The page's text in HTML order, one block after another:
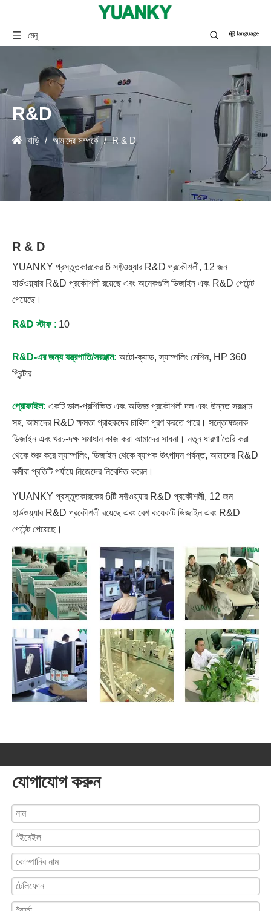
মেনু
R&D
বাড়ি / আমাদের সম্পর্কে / R & D
R & D
YUANKY প্রস্তুতকারকের 6 সফ্টওয়্যার R&D প্রকৌশলী, 12 জন
হার্ডওয়্যার R&D প্রকৌশলী রয়েছে এবং অনেকগুলি ডিজাইন এবং R&D পেটেন্ট
পেয়েছে।
R&D স্টাফ : 10
R&D-এর জন্য যন্ত্রপাতি/সরঞ্জাম: অটো-ক্যাড, স্যাম্পলিং মেশিন, HP 360
প্রিন্টার
প্রোফাইল: একটি ভাল-প্রশিক্ষিত এবং অভিজ্ঞ প্রকৌশলী দল এবং উন্নত সরঞ্জাম
সহ, আমাদের R&D ক্ষমতা গ্রাহকদের চাহিদা পূরণ করতে পারে। সন্তোষজনক
ডিজাইন এবং খরচ-দক্ষ সমাধান কাজ করা আমাদের সাধনা। নতুন ধারণা তৈরি করা
থেকে শুরু করে স্যাম্পলিং, ডিজাইন থেকে ব্যাপক উৎপাদন পর্যন্ত, আমাদের R&D
কর্মীরা প্রতিটি পর্যায়ে নিজেদের নিবেদিত করেন।
YUANKY প্রস্তুতকারকের 6টি সফ্টওয়্যার R&D প্রকৌশলী, 12 জন
হার্ডওয়্যার R&D প্রকৌশলী রয়েছে এবং বেশ কয়েকটি ডিজাইন এবং R&D
পেটেন্ট পেয়েছে।
যোগাযোগ করুন